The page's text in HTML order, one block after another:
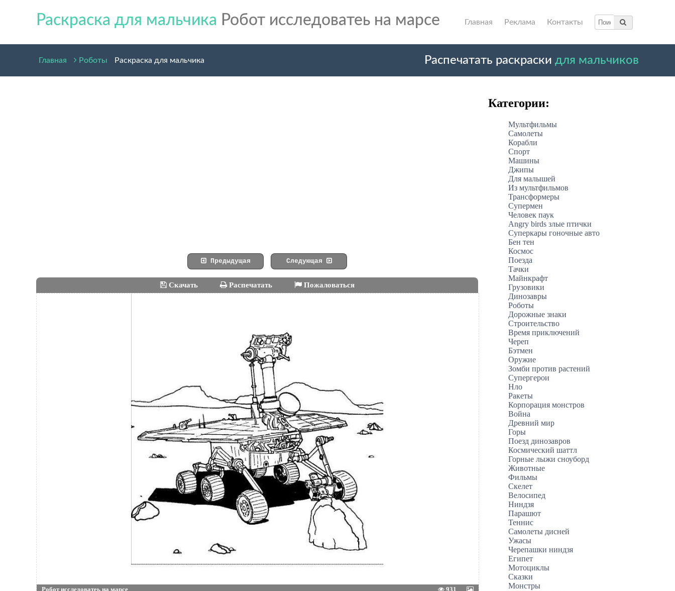
Раскраска для мальчика Робот исследоватеь на марсе Главная Реклама Контакты
Распечатать раскраски для мальчиков
Главная Роботы Раскраска для мальчика
Предыдущая Следующая
Скачать Распечатать Пожаловаться
Робот исследоватеь на марсе 931
Категории:
Мультфильмы
Самолеты
Корабли
Спорт
Машины
Джипы
Для малышей
Из мультфильмов
Трансформеры
Супермен
Человек паук
Angry birds злые птички
Суперкары гоночные авто
Бен тен
Космос
Поезда
Тачки
Майнкрафт
Грузовики
Динозавры
Роботы
Дорожные знаки
Строительство
Время приключений
Череп
Бэтмен
Оружие
Зомби против растений
Супергерои
Нло
Ракеты
Корпорация монстров
Война
Древний мир
Горы
Поезд динозавров
Космический шаттл
Горные лыжи сноуборд
Животные
Фильмы
Скелет
Велосипед
Ниндзя
Парашют
Теннис
Самолеты дисней
Ужасы
Черепашки ниндзя
Египет
Мотоциклы
Сказки
Монстры